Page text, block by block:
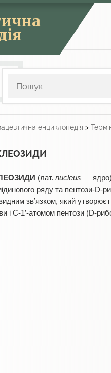
енциклопедія >
(лат. nucleus — ядро)
ряду та пентози-D-
зв’язком, який
і С-1′-атомом пентози (D-